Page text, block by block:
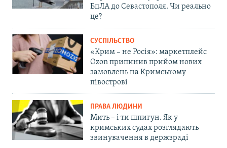
БпЛА до Севастополя. Чи реально
це?
СУСПІЛЬСТВО
«Крим – не Росія»: маркетплейс
Ozon припинив прийом нових
замовлень на Кримському
півострові
ПРАВА ЛЮДИНИ
Мить – і ти шпигун. Як у
кримських судах розглядають
звинувачення в держзраді